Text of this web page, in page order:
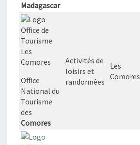
Madagascar
Office
National du
Tourisme
des
Comores
Activités de
loisirs et
randonnées
Les
Comores